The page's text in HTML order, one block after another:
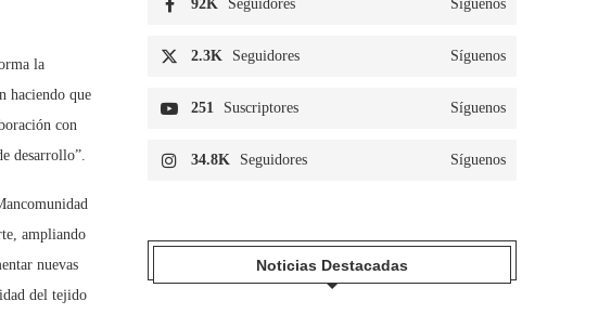
la
haciendo que
con
desarrollo”.
ampliando
nuevas
del tejido
92K Seguidores Síguenos
2.3K Seguidores Síguenos
251 Suscriptores Síguenos
34.8K Seguidores Síguenos
Noticias Destacadas